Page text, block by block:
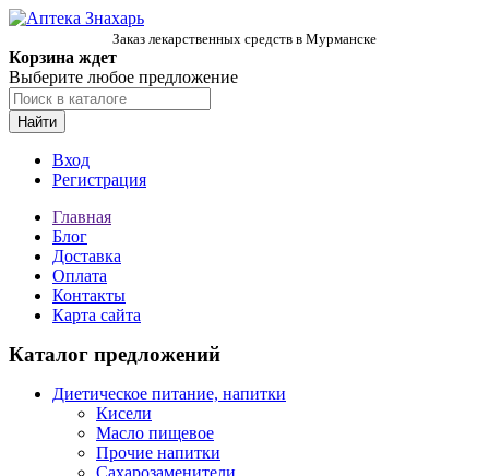
Заказ лекарственных средств в Мурманске
Корзина ждет
Выберите любое предложение
Найти
Вход
Регистрация
Главная
Блог
Доставка
Оплата
Контакты
Карта сайта
Каталог предложений
Диетическое питание, напитки
Кисели
Масло пищевое
Прочие напитки
Сахарозаменители